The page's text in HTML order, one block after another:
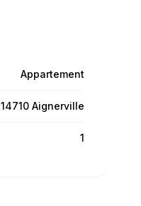
Appartement
14710 Aignerville
1